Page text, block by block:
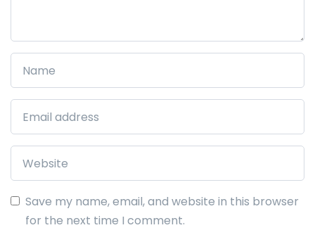
Save my name, email, and website in this browser
for the next time I comment.